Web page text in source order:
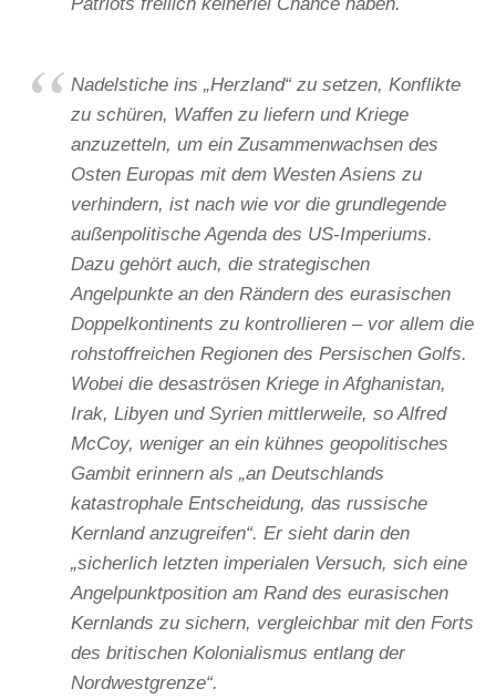
Nadelstiche ins „Herzland“ zu setzen, Konflikte
zu schüren, Waffen zu liefern und Kriege
anzuzetteln, um ein Zusammenwachsen des
Osten Europas mit dem Westen Asiens zu
verhindern, ist nach wie vor die grundlegende
außenpolitische Agenda des US-Imperiums.
Dazu gehört auch, die strategischen
Angelpunkte an den Rändern des eurasischen
Doppelkontinents zu kontrollieren – vor allem die
rohstoffreichen Regionen des Persischen Golfs.
Wobei die desaströsen Kriege in Afghanistan,
Irak, Libyen und Syrien mittlerweile, so Alfred
McCoy, weniger an ein kühnes geopolitisches
Gambit erinnern als „an Deutschlands
katastrophale Entscheidung, das russische
Kernland anzugreifen“. Er sieht darin den
„sicherlich letzten imperialen Versuch, sich eine
Angelpunktposition am Rand des eurasischen
Kernlands zu sichern, vergleichbar mit den Forts
des britischen Kolonialismus entlang der
Nordwestgrenze“.